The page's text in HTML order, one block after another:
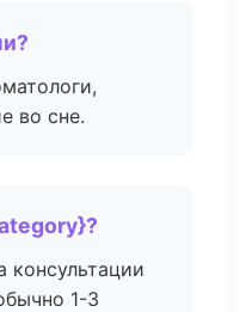
во сне.
консультации
1-3